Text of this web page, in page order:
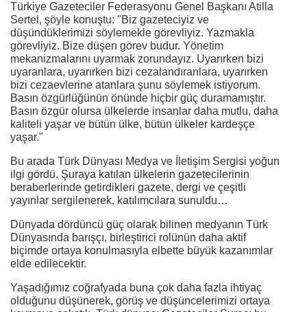
Türkiye Gazeteciler Federasyonu Genel Başkanı Atilla
Sertel, şöyle konuştu: "Biz gazeteciyiz ve
düşündüklerimizi söylemekle görevliyiz. Yazmakla
görevliyiz. Bize düşen görev budur. Yönetim
mekanizmalarını uyarmak zorundayız. Uyarırken bizi
uyaranlara, uyarırken bizi cezalandıranlara, uyarırken
bizi cezaevlerine atanlara şunu söylemek istiyorum.
Basın özgürlüğünün önünde hiçbir güç duramamıştır.
Basın özgür olursa ülkelerde insanlar daha mutlu, daha
kaliteli yaşar ve bütün ülke, bütün ülkeler kardeşçe
yaşar."
Bu arada Türk Dünyası Medya ve İletişim Sergisi yoğun
ilgi gördü. Şuraya katılan ülkelerin gazetecilerinin
beraberlerinde getirdikleri gazete, dergi ve çeşitli
yayınlar sergilenerek, katılımcılara sunuldu…
Dünyada dördüncü güç olarak bilinen medyanın Türk
Dünyasında barışçı, birleştirici rolünün daha aktif
biçimde ortaya konulmasıyla elbette büyük kazanımlar
elde edilecektir.
Yaşadığımız coğrafyada buna çok daha fazla ihtiyaç
olduğunu düşünerek, görüş ve düşüncelerimizi ortaya